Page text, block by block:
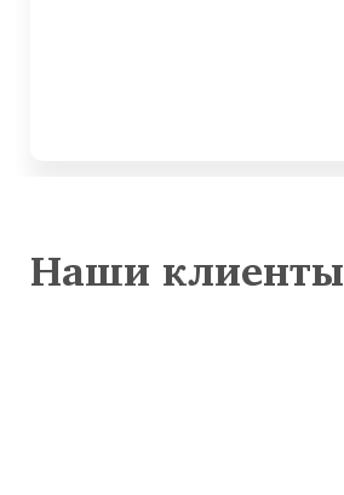
Наши клиенты